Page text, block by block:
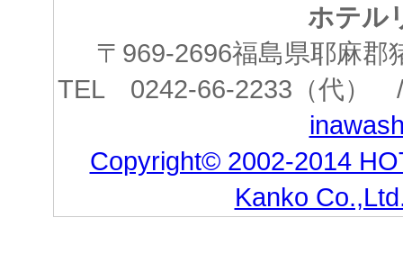
ホテル
〒969-2696福島県耶麻
TEL 0242-66-2233（代
Copyright© 2002-2014
Kanko